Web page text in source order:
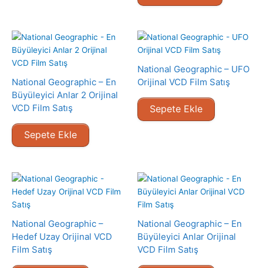
National Geographic – En
Büyüleyici Anlar 2 Orijinal
VCD Film Satış
Sepete Ekle
National Geographic – UFO
Orijinal VCD Film Satış
Sepete Ekle
National Geographic –
Hedef Uzay Orijinal VCD
Film Satış
National Geographic – En
Büyüleyici Anlar Orijinal
VCD Film Satış